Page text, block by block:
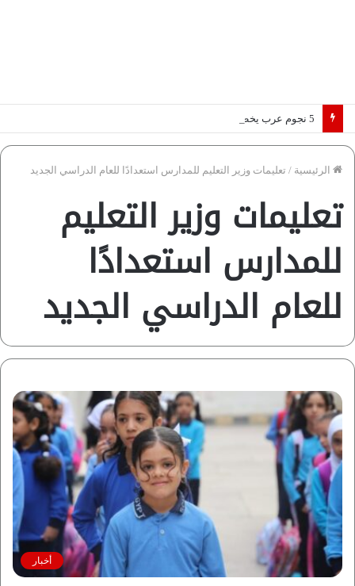
الرئيسية / تعليمات وزير التعليم للمدارس استعدادًا للعام الدراسي الجديد
تعليمات وزير التعليم
للمدارس استعدادًا
للعام الدراسي الجديد
أخبار